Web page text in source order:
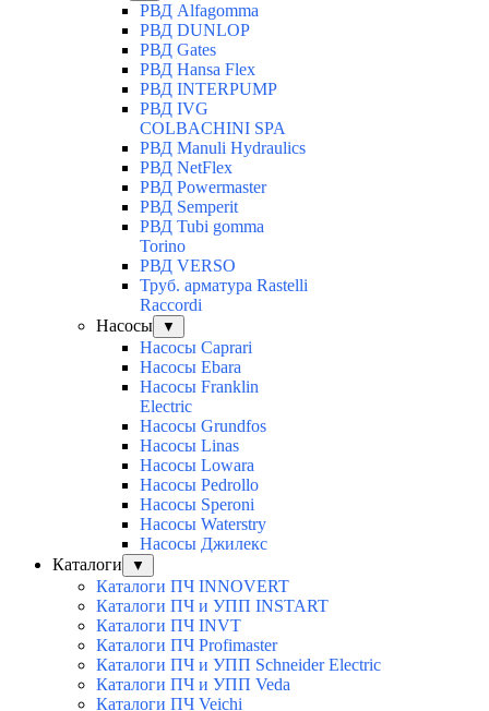
РВД Alfagomma
РВД DUNLOP
РВД Gates
РВД Hansa Flex
РВД INTERPUMP
РВД IVG
COLBACHINI SPA
РВД Manuli Hydraulics
РВД NetFlex
РВД Powermaster
РВД Semperit
РВД Tubi gomma
Torino
РВД VERSO
Труб. арматура Rastelli
Raccordi
Насосы
▼
Насосы Caprari
Насосы Ebara
Насосы Franklin
Electric
Насосы Grundfos
Насосы Linas
Насосы Lowara
Насосы Pedrollo
Насосы Speroni
Насосы Waterstry
Насосы Джилекс
Каталоги
▼
Каталоги ПЧ INNOVERT
Каталоги ПЧ и УПП INSTART
Каталоги ПЧ INVT
Каталоги ПЧ Profimaster
Каталоги ПЧ и УПП Schneider Electric
Каталоги ПЧ и УПП Veda
Каталоги ПЧ Veichi